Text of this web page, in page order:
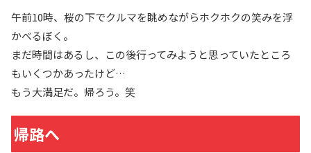
午前10時、桜の下でクルマを眺めながらホクホクの笑みを浮
かべるぼく。
まだ時間はあるし、この後行ってみようと思っていたところ
もいくつかあったけど…
もう大満足だ。帰ろう。笑
帰路へ